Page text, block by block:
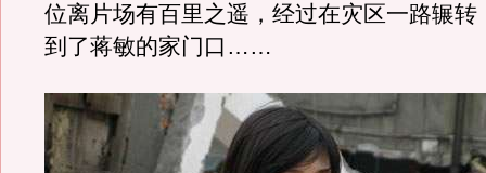
位离片场有百里之遥，经过在灾区一路辗转
到了蒋敏的家门口……